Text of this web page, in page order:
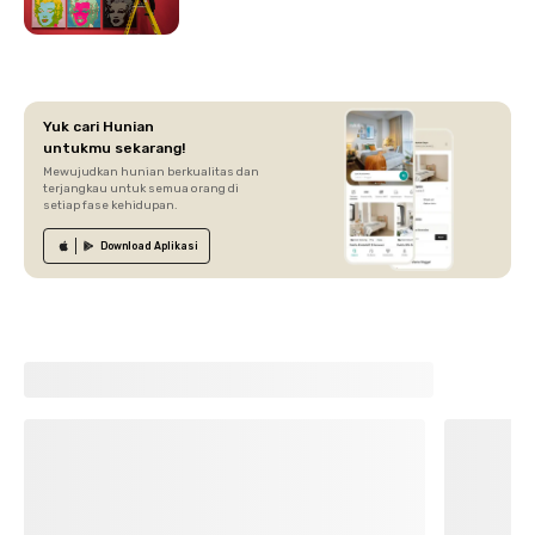
Yuk cari Hunian
untukmu sekarang!
Mewujudkan hunian berkualitas dan
terjangkau untuk semua orang di
setiap fase kehidupan.
Download Aplikasi